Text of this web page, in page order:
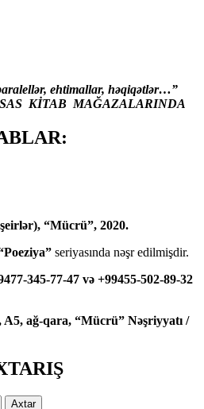
ehtimallar, həqiqətlər…”
KİTAB MAĞAZALARINDA
“Mücrü”, 2020.
seriyasında nəşr edilmişdir.
345-77-47 və +99455-502-89-32
A5, ağ-qara, “Mücrü” Nəşriyyatı /